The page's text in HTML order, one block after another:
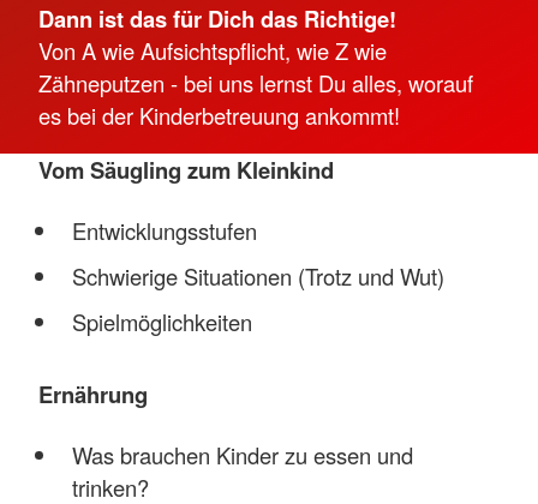
Dann ist das für Dich das Richtige!
Von A wie Aufsichtspflicht, wie Z wie
Zähneputzen - bei uns lernst Du alles, worauf
es bei der Kinderbetreuung ankommt!
Vom Säugling zum Kleinkind
Entwicklungsstufen
Schwierige Situationen (Trotz und Wut)
Spielmöglichkeiten
Ernährung
Was brauchen Kinder zu essen und
trinken?